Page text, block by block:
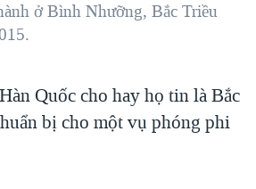
& CON ĐƯỜNG
VÀ NAY
AFGHANISTAN
ở Bình Nhưỡng, Bắc Triều
Quốc cho hay họ tin là Bắc
bị cho một vụ phóng phi